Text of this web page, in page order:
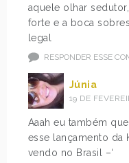
aquele olhar
forte e a boca
legal
RESPONDER ESSE
Júnia
19 DE
Aaah eu também
esse lançamento da
vendo no Brasil –‘